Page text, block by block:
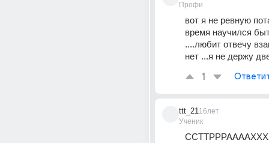
Профи
вот я не ревную
время научился
....любит отвечу
нет ...я не держу
1
ttt_21
Ученик
16лет